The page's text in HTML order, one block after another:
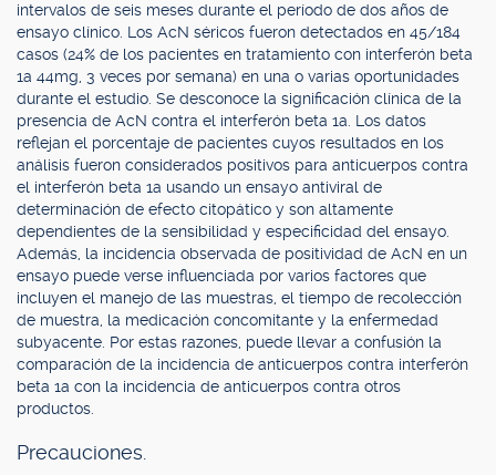
intervalos de seis meses durante el período de dos años de
ensayo clínico. Los AcN séricos fueron detectados en 45/184
casos (24% de los pacientes en tratamiento con interferón beta
1a 44mg, 3 veces por semana) en una o varias oportunidades
durante el estudio. Se desconoce la significación clínica de la
presencia de AcN contra el interferón beta 1a. Los datos
reflejan el porcentaje de pacientes cuyos resultados en los
análisis fueron considerados positivos para anticuerpos contra
el interferón beta 1a usando un ensayo antiviral de
determinación de efecto citopático y son altamente
dependientes de la sensibilidad y especificidad del ensayo.
Además, la incidencia observada de positividad de AcN en un
ensayo puede verse influenciada por varios factores que
incluyen el manejo de las muestras, el tiempo de recolección
de muestra, la medicación concomitante y la enfermedad
subyacente. Por estas razones, puede llevar a confusión la
comparación de la incidencia de anticuerpos contra interferón
beta 1a con la incidencia de anticuerpos contra otros
productos.
Precauciones.